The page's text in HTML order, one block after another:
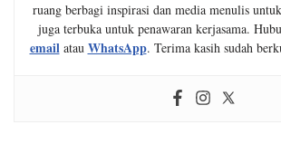
ruang berbagi inspirasi dan media menulis
juga terbuka untuk penawaran kerjasama.
emailatau WhatsApp. Terima kasih sudah